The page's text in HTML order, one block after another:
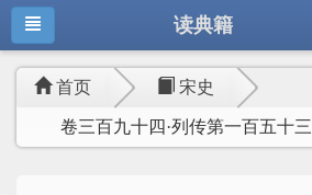
读典籍
首页 宋史
卷三百九十四·列传第一百五十三